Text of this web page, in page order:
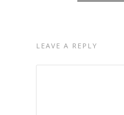
LEAVE A REPLY